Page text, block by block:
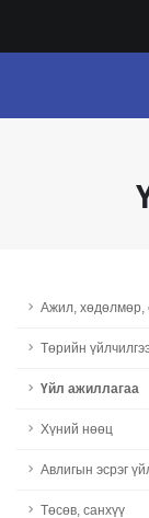
Ажил, хөдөлмөр,
Төрийн
Үйл ажиллагаа
Хүний нөөц
Авлигын эсрэг
Төсөв, санхүү